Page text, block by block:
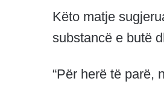
Këto matje
substancë e butë
“Për herë të parë,